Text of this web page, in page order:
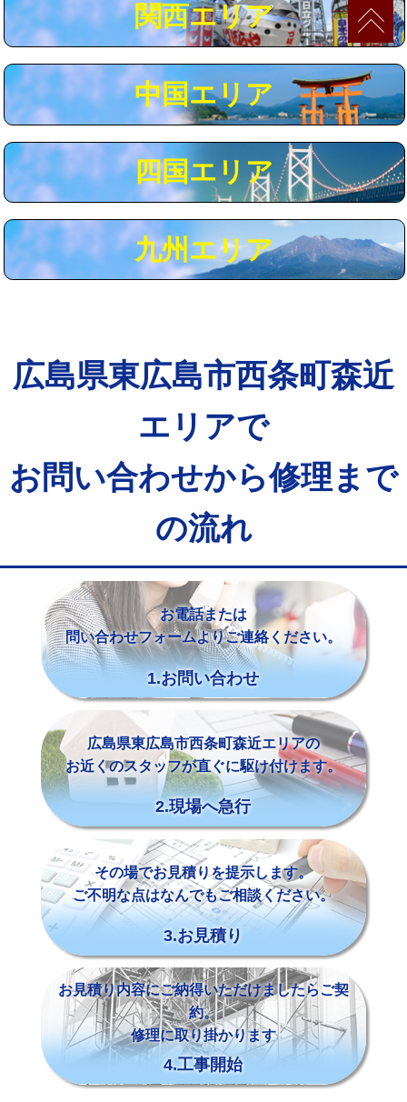
モルタル補修（厚さ10㎝まで） 27,500円
追加人工 16,500円
※給水管工事は20mmまでの価格です。
関西エリア
中国エリア
四国エリア
九州エリア
広島県東広島市西条町森近
エリアで
お問い合わせから修理まで
の流れ
お電話または
問い合わせフォームよりご連絡ください。
1.お問い合わせ
広島県東広島市西条町森近エリアの
お近くのスタッフが直ぐに駆け付けます。
2.現場へ急行
その場でお見積りを提示します。
ご不明な点はなんでもご相談ください。
3.お見積り
お見積り内容にご納得いただけましたらご契
約。
修理に取り掛かります
4.工事開始